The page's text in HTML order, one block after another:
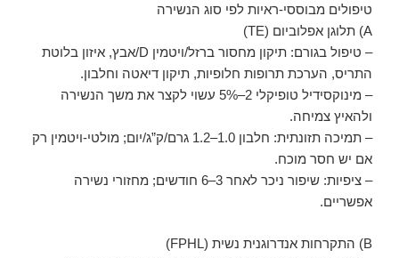
טיפולים מבוססי-ראיות לפי סוג הנשירה
A) תלוגן אפלוביום (TE)
– טיפול בגורם: תיקון מחסור ברזל/ויטמין D/אבץ, איזון בלוטת
התריס, הערכת תרופות חלופיות, תיקון דיאטה וחלבון.
– מינוקסידיל טופיקלי 2–5% עשוי לקצר את משך הנשירה
ולהאיץ צמיחה.
– תמיכה תזונתית: חלבון 1.0–1.2 גרם/ק”ג/יום; מולטי-ויטמין רק
אם יש חסר מוכח.
– ציפיות: שיפור ניכר לאחר 3–6 חודשים; מחזורי נשירה
אפשריים.
B) התקרחות אנדרוגנית נשית (FPHL)